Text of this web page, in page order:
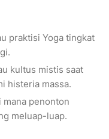
praktisi Yoga tingkat
kultus mistis saat
histeria massa.
penonton
meluap-luap.